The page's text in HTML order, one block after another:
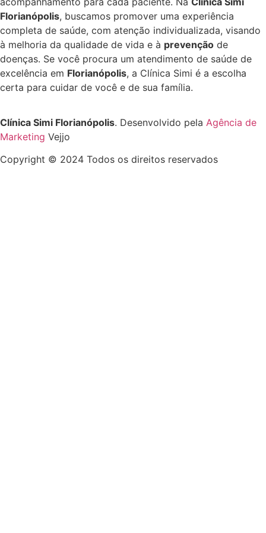
Florianópolis, buscamos promover uma experiência
completa de saúde, com atenção individualizada, visando
à melhoria da qualidade de vida e à prevenção de
doenças. Se você procura um atendimento de saúde de
excelência em Florianópolis, a Clínica Simi é a escolha
certa para cuidar de você e de sua família.
Clínica Simi Florianópolis. Desenvolvido pela Agência de
Marketing Vejjo
Copyright © 2024 Todos os direitos reservados